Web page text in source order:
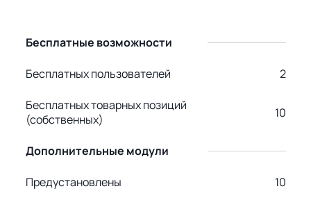
Бесплатные возможности
Бесплатных пользователей 2
Бесплатных товарных позиций
(собственных)
10
Дополнительные модули
Предустановлены 10